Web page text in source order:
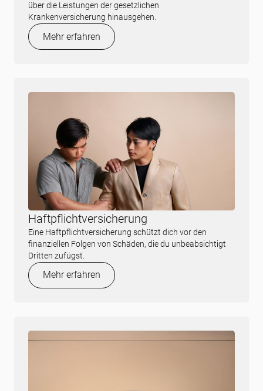
über die Leistungen der gesetzlichen
Krankenversicherung hinausgehen.
Mehr erfahren
Haftpflichtversicherung
Eine Haftpflichtversicherung schützt dich vor den
finanziellen Folgen von Schäden, die du unbeabsichtigt
Dritten zufügst.
Mehr erfahren